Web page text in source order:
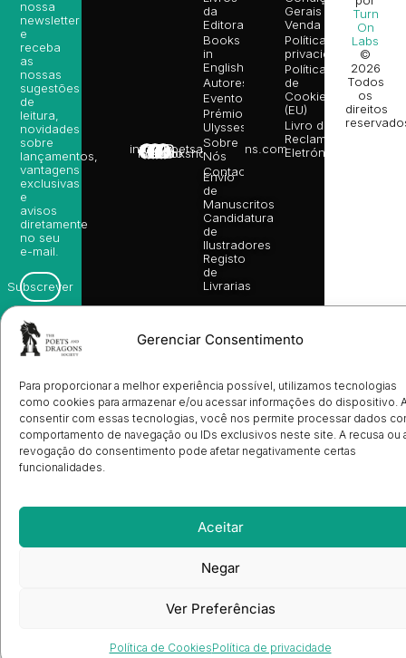
Gerenciar Consentimento
Para proporcionar a melhor experiência possível, utilizamos tecnologias
como cookies para armazenar e/ou acessar informações do dispositivo.
consentir com essas tecnologias, você nos permite processar dados
comportamento de navegação ou IDs exclusivos neste site. A recusa ou
revogação do consentimento pode afetar negativamente certas
funcionalidades.
Aceitar
Negar
Ver Preferências
Política de CookiesPolítica de privacidade
info@poetsandragons.com
Infantil
Adulto
Bookshop
da
Editora
Books
in
English
Autores
Eventos
Prémio
Ulysses
Sobre
Nós
Contactos
Envio
de
Manuscritos
Candidatura
de
Ilustradores
Registo
de
Livrarias
Gerais de
Venda
Política de
privacidade
Política
de
Cookies
(EU)
Livro de
Reclamações
Eletrónico
nossa
newsletter
e
receba
as
nossas
sugestões
de
leitura,
novidades
sobre
lançamentos,
vantagens
exclusivas
e
avisos
diretamente
no seu
e-mail.
Subscrever
Turn
On
Labs
©
2026
Todos
os
direitos